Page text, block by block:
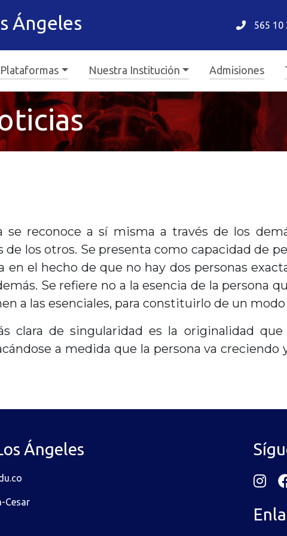
Ángeles 565 10
Plataformas Nuestra Institución Admisiones
reconoce a sí misma a través de los
los otros. Se presenta como capacidad de
en el hecho de que no hay dos personas
Se refiere no a la esencia de la persona
a las esenciales, para constituirlo de un
clara de singularidad es la originalidad
a medida que la persona va creciendo
Ángeles
Cesar